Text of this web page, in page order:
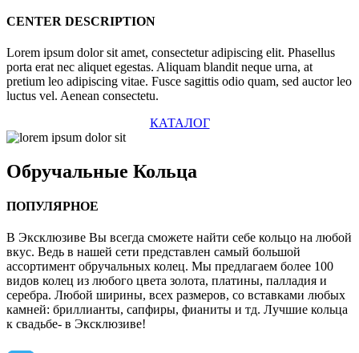
CENTER DESCRIPTION
Lorem ipsum dolor sit amet, consectetur adipiscing elit. Phasellus
porta erat nec aliquet egestas. Aliquam blandit neque urna, at
pretium leo adipiscing vitae. Fusce sagittis odio quam, sed auctor leo
luctus vel. Aenean consectetu.
КАТАЛОГ
Обручальные Кольца
ПОПУЛЯРНОЕ
В Эксклюзиве Вы всегда сможете найти себе кольцо на любой
вкус. Ведь в нашей сети представлен самый большой
ассортимент обручальных колец. Мы предлагаем более 100
видов колец из любого цвета золота, платины, палладия и
серебра. Любой ширины, всех размеров, со вставками любых
камней: бриллианты, сапфиры, фианиты и тд. Лучшие кольца
к свадьбе- в Эксклюзиве!